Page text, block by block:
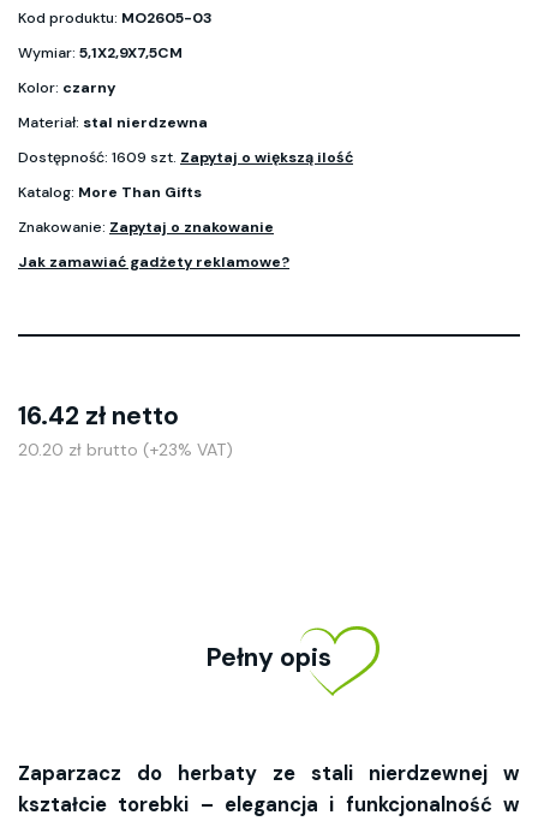
Kod produktu: MO2605-03
Wymiar: 5,1X2,9X7,5CM
Kolor: czarny
Materiał: stal nierdzewna
Dostępność: 1609 szt. Zapytaj o większą ilość
Katalog: More Than Gifts
Znakowanie: Zapytaj o znakowanie
Jak zamawiać gadżety reklamowe?
16.42 zł netto
20.20 zł brutto (+23% VAT)
Pełny opis
Zaparzacz do herbaty ze stali nierdzewnej w
kształcie torebki – elegancja i funkcjonalność w